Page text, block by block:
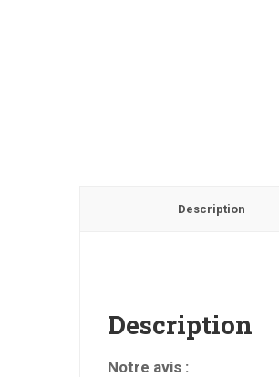
Description
Description
Notre avis :